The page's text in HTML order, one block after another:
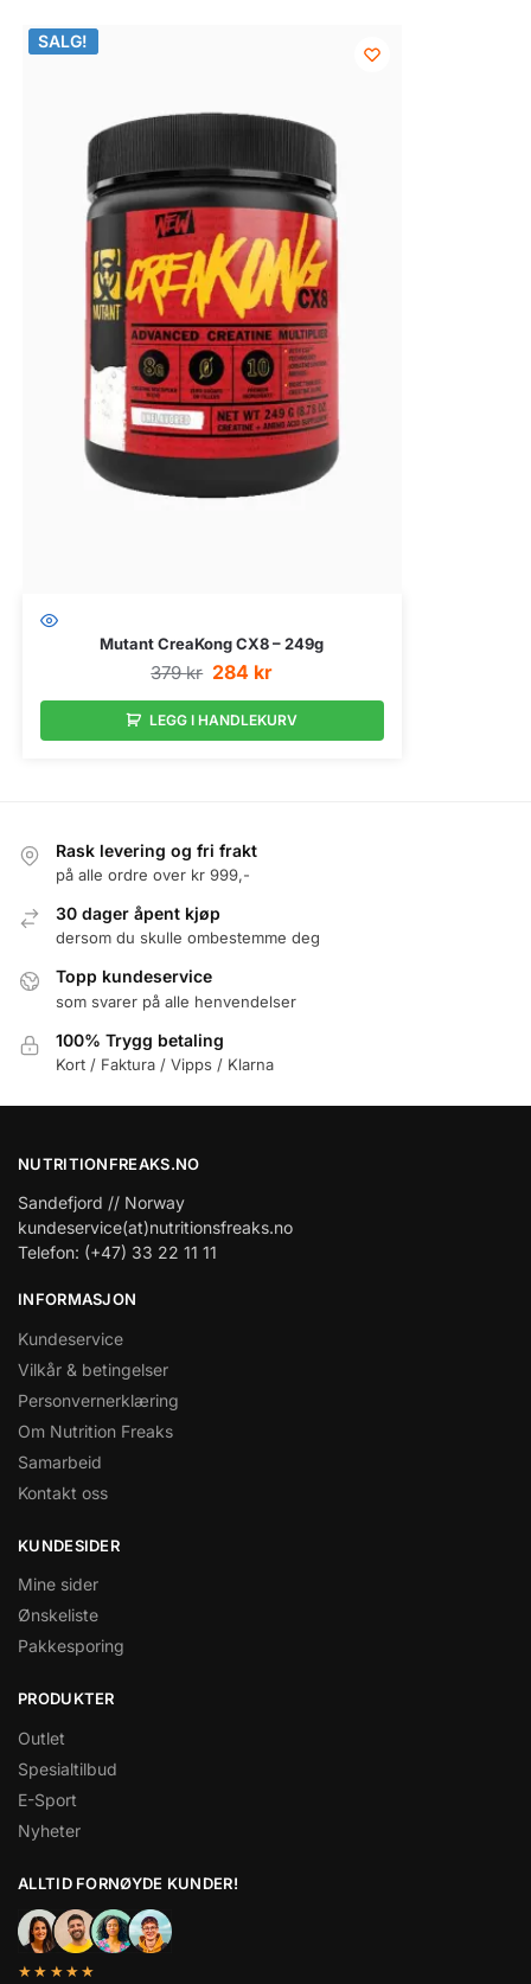
SALG!
SALG!
Mutant CreaKong CX8 – 249g
379kr 284 kr
LEGG I HANDLEKURV
Rask levering og fri frakt
på alle ordre over kr 999,-
30 dager åpent kjøp
dersom du skulle ombestemme deg
Topp kundeservice
som svarer på alle henvendelser
100% Trygg betaling
Kort / Faktura / Vipps / Klarna
NUTRITIONFREAKS.NO
Sandefjord // Norway
kundeservice(at)nutritionsfreaks.no
Telefon: (+47) 33 22 11 11
INFORMASJON
Kundeservice
Vilkår & betingelser
Personvernerklæring
Om Nutrition Freaks
Samarbeid
Kontakt oss
KUNDESIDER
Mine sider
Ønskeliste
Pakkesporing
PRODUKTER
Outlet
Spesialtilbud
E-Sport
Nyheter
ALLTID FORNØYDE KUNDER!
★★★★★